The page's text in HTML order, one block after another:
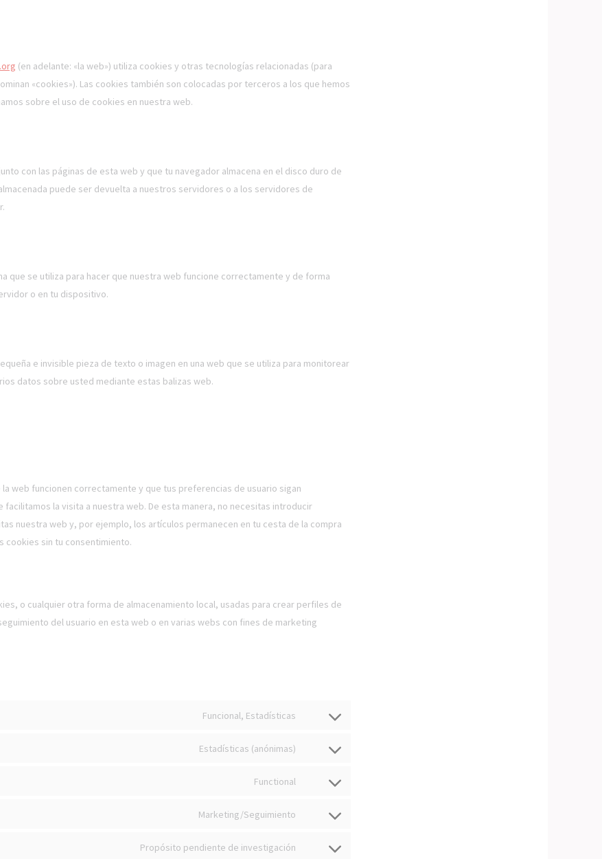
(en adelante: «la web») utiliza cookies y otras tecnologías relacionadas (para
«cookies»). Las cookies también son colocadas por terceros a los que hemos
sobre el uso de cookies en nuestra web.
con las páginas de esta web y que tu navegador almacena en el disco duro de
puede ser devuelta a nuestros servidores o a los servidores de
que se utiliza para hacer que nuestra web funcione correctamente y de forma
o en tu dispositivo.
e invisible pieza de texto o imagen en una web que se utiliza para monitorear
datos sobre usted mediante estas balizas web.
web funcionen correctamente y que tus preferencias de usuario sigan
la visita a nuestra web. De esta manera, no necesitas introducir
nuestra web y, por ejemplo, los artículos permanecen en tu cesta de la compra
cookies sin tu consentimiento.
o cualquier otra forma de almacenamiento local, usadas para crear perfiles de
del usuario en esta web o en varias webs con fines de marketing
Funcional, Estadísticas
Estadísticas (anónimas)
Functional
Marketing/Seguimiento
Propósito pendiente de investigación